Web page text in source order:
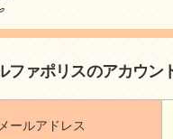
ファポリスのアカウン
ールアドレス